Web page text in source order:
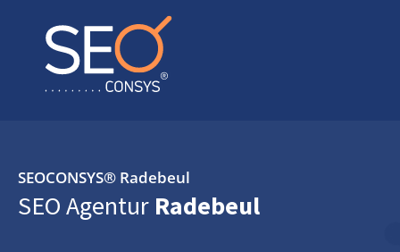
SEOCONSYS® Radebeul
SEO Agentur Radebeul